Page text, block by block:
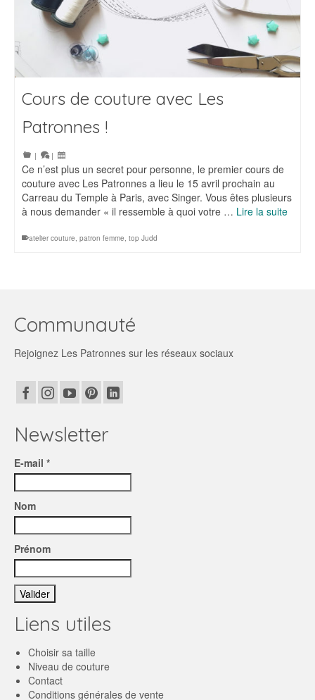
Cours de couture avec Les
Patronnes !
| |
Ce n’est plus un secret pour personne, le premier cours de
couture avec Les Patronnes a lieu le 15 avril prochain au
Carreau du Temple à Paris, avec Singer. Vous êtes plusieurs
à nous demander « il ressemble à quoi votre … Lire la suite
atelier couture, patron femme, top Judd
Communauté
Rejoignez Les Patronnes sur les réseaux sociaux
Newsletter
E-mail *
Nom
Prénom
Liens utiles
Choisir sa taille
Niveau de couture
Contact
Conditions générales de vente